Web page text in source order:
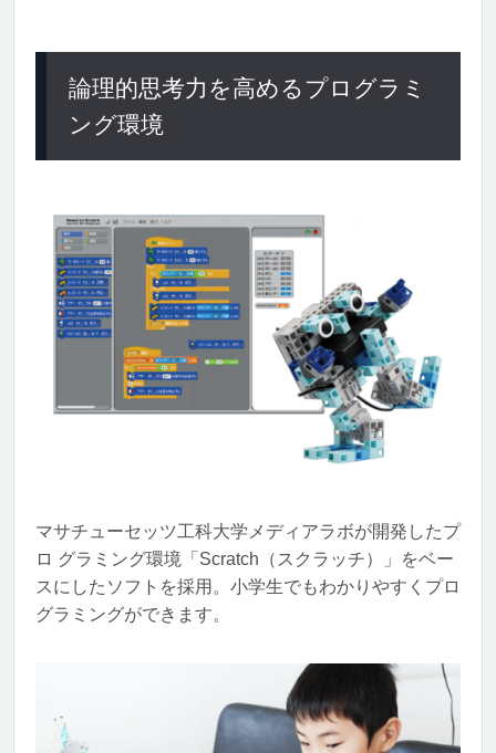
論理的思考力を高めるプログラミ
ング環境
マサチューセッツ工科大学メディアラボが開発したプ
ロ グラミング環境「Scratch（スクラッチ）」をベー
スにしたソフトを採用。小学生でもわかりやすくプロ
グラミングができます。